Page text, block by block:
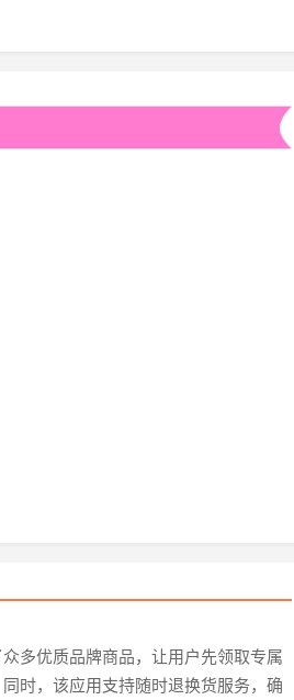
多优质品牌商品，让用户先领取专属
时，该应用支持随时退换货服务，确